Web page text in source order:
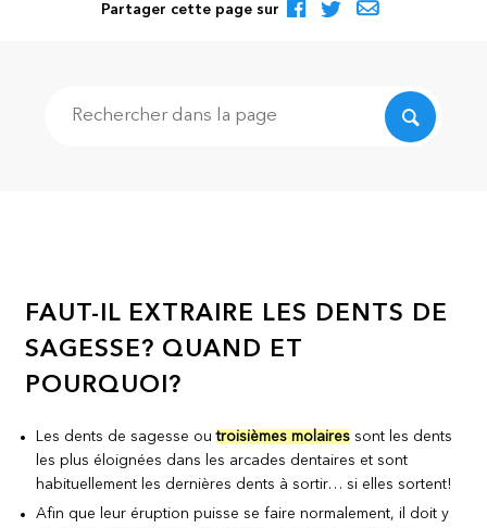
Partager cette page sur
FAUT-IL EXTRAIRE LES DENTS DE
SAGESSE? QUAND ET
POURQUOI?
Les dents de sagesse outroisièmes molaires sont les dents
les plus éloignées dans les arcades dentaires et sont
habituellement les dernières dents à sortir… si elles sortent!
Afin que leur éruption puisse se faire normalement, il doit y